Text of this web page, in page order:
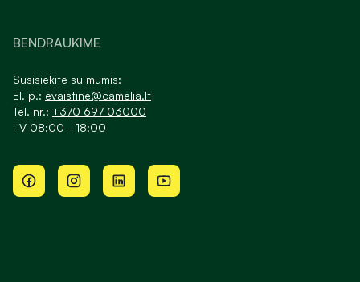
BENDRAUKIME
Susisiekite su mumis:
El. p.: evaistine@camelia.lt
Tel. nr.: +370 697 03000
I-V 08:00 - 18:00